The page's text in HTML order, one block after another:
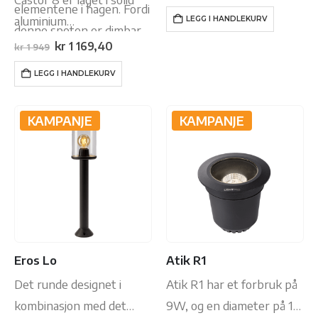
elementene i hagen. Fordi
denne spoten er dimbar
kan du bestemme
lyseffektiviteten året
aluminium…
kr1 949 Opprinnelig
kr 1
949.
kr 1 169,40Nåværende
kr 1
169,40.
LEGG I HANDLEKURV
aluminium med en
pulverlakkert
var:
kr 1
949.
er:
kr 1
169,40.
LEGG I HANDLEKURV
KAMPANJE
Eros Lo
Det runde designet i
kombinasjon med det
KAMPANJE
Atik R1
Atik R1 har et forbruk på
9W, og en diameter på 12